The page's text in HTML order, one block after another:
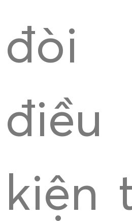
đòi
điều
kiện